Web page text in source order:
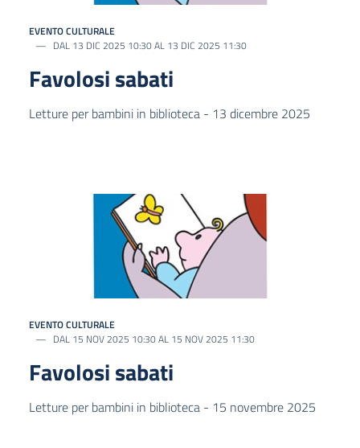
EVENTO CULTURALE
DAL 13 DIC 2025 10:30 AL 13 DIC 2025 11:30
Favolosi sabati
Letture per bambini in biblioteca - 13 dicembre 2025
EVENTO CULTURALE
DAL 15 NOV 2025 10:30 AL 15 NOV 2025 11:30
Favolosi sabati
Letture per bambini in biblioteca - 15 novembre 2025